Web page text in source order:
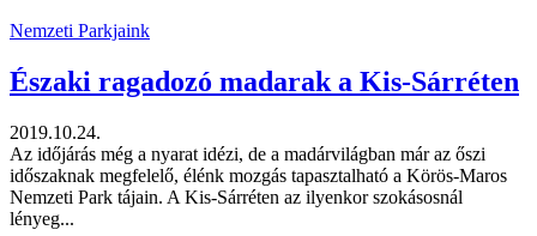
Nemzeti Parkjaink
Északi ragadozó madarak a Kis-Sárréten
2019.10.24.
Az időjárás még a nyarat idézi, de a madárvilágban már az őszi
időszaknak megfelelő, élénk mozgás tapasztalható a Körös-Maros
Nemzeti Park tájain. A Kis-Sárréten az ilyenkor szokásosnál
lényeg...